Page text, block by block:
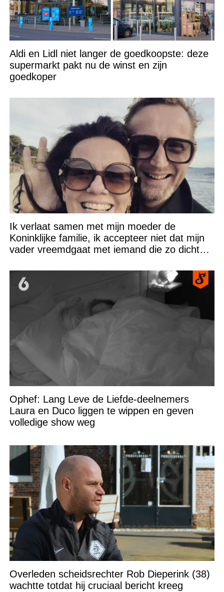
Aldi en Lidl niet langer de goedkoopste: deze
supermarkt pakt nu de winst en zijn
goedkoper
Ik verlaat samen met mijn moeder de
Koninklijke familie, ik accepteer niet dat mijn
vader vreemdgaat met iemand die zo dichtbij
Ophef: Lang Leve de Liefde-deelnemers
Laura en Duco liggen te wippen en geven
volledige show weg
Overleden scheidsrechter Rob Dieperink (38)
wachtte totdat hij cruciaal bericht kreeg